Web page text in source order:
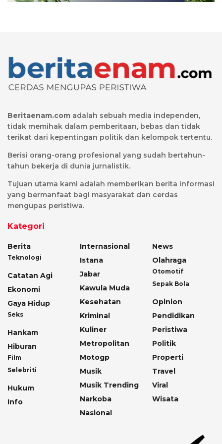
Beritaenam.com adalah sebuah media independen,
tidak memihak dalam pemberitaan, bebas dan tidak
terikat dari kepentingan politik dan kelompok tertentu.
Berisi orang-orang profesional yang sudah bertahun-
tahun bekerja di dunia jurnalistik.
Tujuan utama kami adalah memberikan berita informasi
yang bermanfaat bagi masyarakat dan cerdas
mengupas peristiwa.
Kategori
Berita
Teknologi
Catatan Agi
Ekonomi
Gaya Hidup
Seks
Hankam
Hiburan
Film
Selebriti
Hukum
Info
Internasional
Istana
Jabar
Kawula Muda
Kesehatan
Kriminal
Kuliner
Metropolitan
Motogp
Musik
Musik Trending
Narkoba
Nasional
News
Olahraga
Otomotif
Sepak Bola
Opinion
Pendidikan
Peristiwa
Politik
Properti
Travel
Viral
Wisata